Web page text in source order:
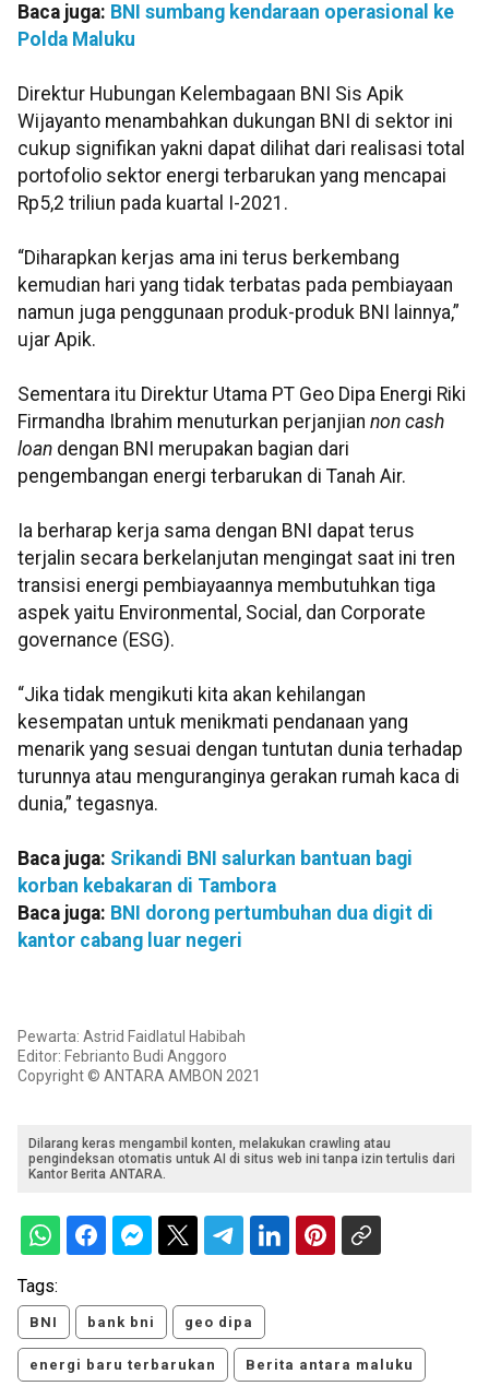
Baca juga: BNI sumbang kendaraan operasional ke
Polda Maluku
Direktur Hubungan Kelembagaan BNI Sis Apik
Wijayanto menambahkan dukungan BNI di sektor ini
cukup signifikan yakni dapat dilihat dari realisasi total
portofolio sektor energi terbarukan yang mencapai
Rp5,2 triliun pada kuartal I-2021.
“Diharapkan kerjas ama ini terus berkembang
kemudian hari yang tidak terbatas pada pembiayaan
namun juga penggunaan produk-produk BNI lainnya,”
ujar Apik.
Sementara itu Direktur Utama PT Geo Dipa Energi Riki
Firmandha Ibrahim menuturkan perjanjian non cash
loan dengan BNI merupakan bagian dari
pengembangan energi terbarukan di Tanah Air.
Ia berharap kerja sama dengan BNI dapat terus
terjalin secara berkelanjutan mengingat saat ini tren
transisi energi pembiayaannya membutuhkan tiga
aspek yaitu Environmental, Social, dan Corporate
governance (ESG).
“Jika tidak mengikuti kita akan kehilangan
kesempatan untuk menikmati pendanaan yang
menarik yang sesuai dengan tuntutan dunia terhadap
turunnya atau menguranginya gerakan rumah kaca di
dunia,” tegasnya.
Baca juga: Srikandi BNI salurkan bantuan bagi
korban kebakaran di Tambora
Baca juga: BNI dorong pertumbuhan dua digit di
kantor cabang luar negeri
Pewarta: Astrid Faidlatul Habibah
Editor: Febrianto Budi Anggoro
Copyright © ANTARA AMBON 2021
Dilarang keras mengambil konten, melakukan crawling atau
pengindeksan otomatis untuk AI di situs web ini tanpa izin tertulis dari
Kantor Berita ANTARA.
Tags:
BNI bank bni geo dipa
energi baru terbarukan Berita antara maluku